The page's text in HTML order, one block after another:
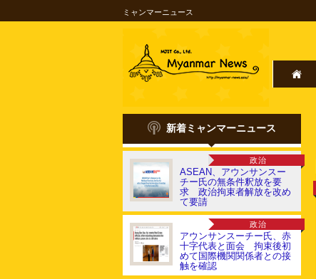
ミャンマーニュース
新着ミャンマーニュース
政治
ASEAN、アウンサンスー
チー氏の無条件釈放を要
求 政治拘束者解放を改め
て要請
政治
アウンサンスーチー氏、赤
十字代表と面会 拘束後初
めて国際機関関係者との接
触を確認